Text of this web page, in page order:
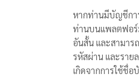
หากท่านมีบัญชีกา
ท่านบนแพลตฟอร์
อันสั้น และสามาร
รหัสผ่าน และราย
เกิดจากการใช้ชื่